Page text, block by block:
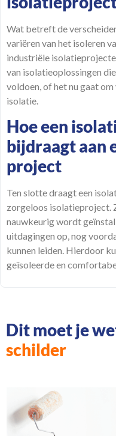
Wat betreft de
variëren van het isoleren
industriële
van isolatieoplossingen
voldoen, of het nu gaat
isolatie.
Hoe een
bijdraagt aan
project
Ten slotte draagt een
zorgeloos isolatieproject.
nauwkeurig wordt
uitdagingen op, nog
kunnen leiden. Hierdoor
geïsoleerde en
Dit moet je
schilder